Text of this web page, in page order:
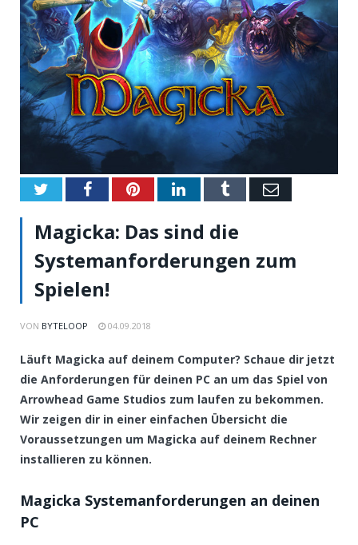
TwitterFacebookPinterestLinkedInTumblrEmail
Magicka: Das sind die
Systemanforderungen zum
Spielen!
VON BYTELOOP 04.09.2018
Läuft Magicka auf deinem Computer? Schaue dir jetzt
die Anforderungen für deinen PC an um das Spiel von
Arrowhead Game Studios zum laufen zu bekommen.
Wir zeigen dir in einer einfachen Übersicht die
Voraussetzungen um Magicka auf deinem Rechner
installieren zu können.
Magicka Systemanforderungen an deinen
PC